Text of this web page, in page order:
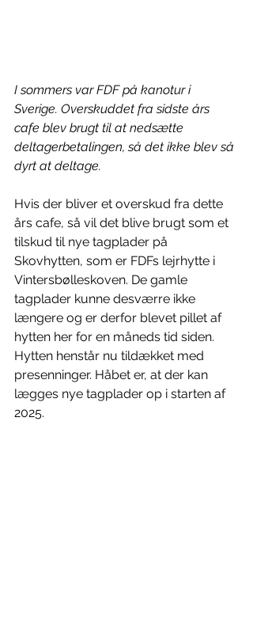
I sommers var FDF på kanotur i
Sverige. Overskuddet fra sidste års
cafe blev brugt til at nedsætte
deltagerbetalingen, så det ikke blev så
dyrt at deltage.
Hvis der bliver et overskud fra dette
års cafe, så vil det blive brugt som et
tilskud til nye tagplader på
Skovhytten, som er FDFs lejrhytte i
Vintersbølleskoven. De gamle
tagplader kunne desværre ikke
længere og er derfor blevet pillet af
hytten her for en måneds tid siden.
Hytten henstår nu tildækket med
presenninger. Håbet er, at der kan
lægges nye tagplader op i starten af
2025.